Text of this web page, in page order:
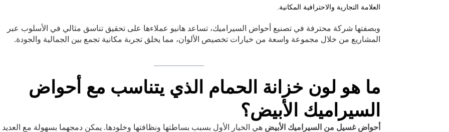
العلامة التجارية والاحترافية المكانية.
وبصفتها شركة محترفة في تصنيع أحواض السيراميك، تساعد هانيو عملاءها على تحقيق تناسق مثالي في الأسلوب عبر
المشاريع من خلال مجموعة واسعة من خيارات تخصيص الألوان، مما يخلق تجربة مكانية تجمع بين الجمالية والجودة.
ما هو لون خزانة الحمام الذي يتناسب مع أحواض
السيراميك الأبيض؟
أحواض غسيل من السيراميك الأبيض هي الخيار الأول بسبب بساطتها ونظافتها وخلودها. يمكن دمجهما بسهولة مع